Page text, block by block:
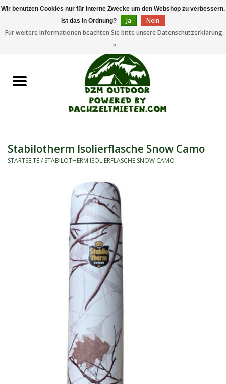
Dachzeltanhänger
Camping/Outdoor
Stabilotherm Isolierflasche Snow Camo
STARTSEITE/ STABILOTHERM ISOLIERFLASCHE SNOW CAMO
Wir benutzen Cookies nur für interne Zwecke um den Webshop zu verbessern.
Ist das in Ordnung?
Ja
Nein
Für weitere Informationen beachten Sie bitte unsere Datenschutzerklärung.
»